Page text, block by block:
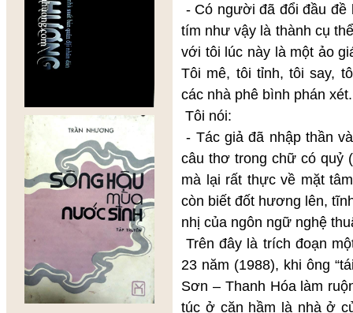
- Có người đã đổi đầu đề
tím như vậy là thành cụ
với tôi lúc này là một ảo
Tôi mê, tôi tỉnh, tôi say,
các nhà phê bình phán xét.
Tôi nói:
- Tác giả đã nhập thần
câu thơ trong chữ có quỷ
mà lại rất thực về mặt
còn biết đốt hương lên,
nhị của ngôn ngữ nghệ
Trên đây là trích đoạn
23 năm (1988), khi ông
Sơn – Thanh Hóa làm
túc ở căn hầm là nhà ở